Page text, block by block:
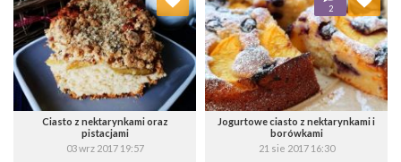
Ciasto z nektarynkami oraz
pistacjami
03 wrz 2017 19:57
Wybierz listę:
Jogurtowe ciasto z nektarynkami i
borówkami
21 sie 2017 16:30
2
Wybierz listę: